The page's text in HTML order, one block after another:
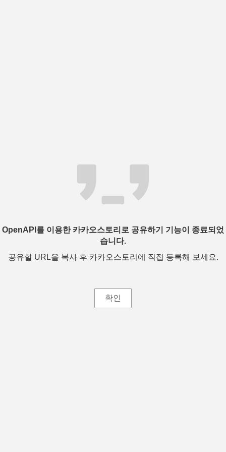
OpenAPI를 이용한 카카오스토리로 공유하기 기능이 종료되었
습니다.
공유할 URL을 복사 후 카카오스토리에 직접 등록해 보세요.
확인